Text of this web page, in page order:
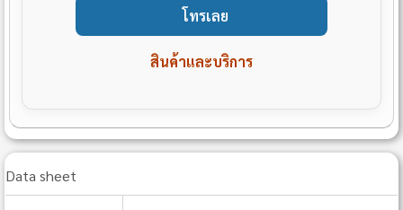
โทรเลย
สินค้าและบริการ
Data sheet